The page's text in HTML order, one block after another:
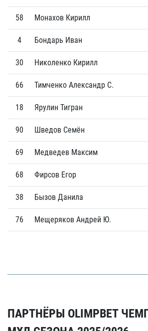
58 Монахов Кирилл
4 Бондарь Иван
30 Николенко Кирилл
66 Тимченко Александр С.
18 Ярулин Тигран
90 Шведов Семён
69 Медведев Максим
68 Фирсов Егор
38 Бызов Данила
76 Мещеряков Андрей Ю.
ПАРТНЁРЫ OLIMPBET